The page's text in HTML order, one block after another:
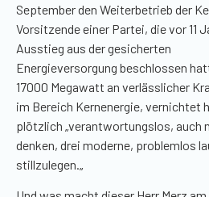
September den Weiterbetrieb der
Vorsitzende einer Partei, die vor 11
Ausstieg aus der gesicherten
Energieversorgung beschlossen
17000 Megawatt an verlässlicher
im Bereich Kernenergie, vernichtet
plötzlich „verantwortungslos, auch
denken, drei moderne, problemlos
stillzulegen.„